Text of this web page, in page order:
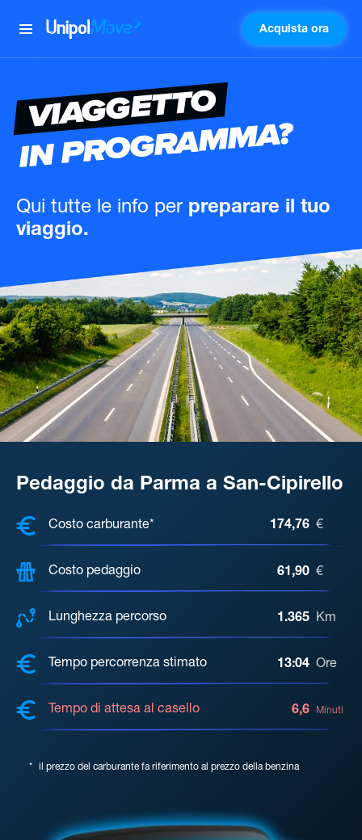
UnipolMove Acquista ora
VIAGGETTO
IN PROGRAMMA?
Qui tutte le info per preparare il tuo
viaggio.
Pedaggio da Parma a San-Cipirello
COSTI, DISTANZA, TEMPO DI
Costo carburante* 174,76 €
Costo pedaggio 61,90 €
Lunghezza percorso 1.365 Km
Tempo percorrenza stimato 13:04 Ore
Tempo di attesa al casello 6,6 Minuti
* il prezzo del carburante fa riferimento al prezzo della benzina